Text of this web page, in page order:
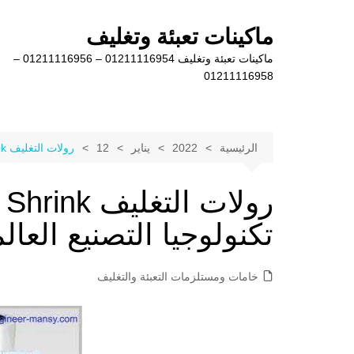
ماكينات تعبئة وتغليف
ماكينات تعبئة وتغليف 01211116954 – 01211116956 –
01211116958
الرئيسية 2022 يناير 12 رولات التغليف POF Shrink وفق احدث تكنولوجيا التصنيع العالمية
تكنولوجيا التصنيع
خامات ومستلزمات التعبئة والتغليف